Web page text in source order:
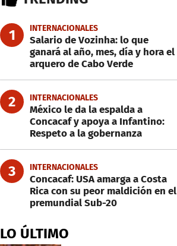
1 INTERNACIONALES
Salario de Vozinha: lo que
ganará al año, mes, día y hora el
arquero de Cabo Verde
2 INTERNACIONALES
México le da la espalda a
Concacaf y apoya a Infantino:
Respeto a la gobernanza
3 INTERNACIONALES
Concacaf: USA amarga a Costa
Rica con su peor maldición en el
premundial Sub-20
LO ÚLTIMO